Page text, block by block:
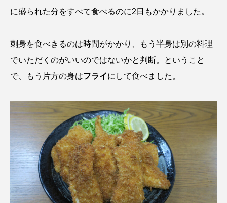
ハナシャコ ハナダイ ハナビラウオ
ハナミノカサゴ ハブクラゲ ハリヨ
バンドウイルカ ヒゲソリダイ ヒゲダイ
ヒドラ ヒメマス ヒラマサ ヒラメ
ビワマス ピラルクー フィールド
フエダイ フエフキダイ フグ フナ
に盛られた分をすべて食べるのに2日もかかりました。
刺身を食べきるのは時間がかかり、もう半身は別の料理
でいただくのがいいのではないかと判断。ということ
で、もう片方の身はフライにして食べました。